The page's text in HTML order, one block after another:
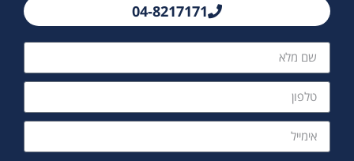
04-8217171